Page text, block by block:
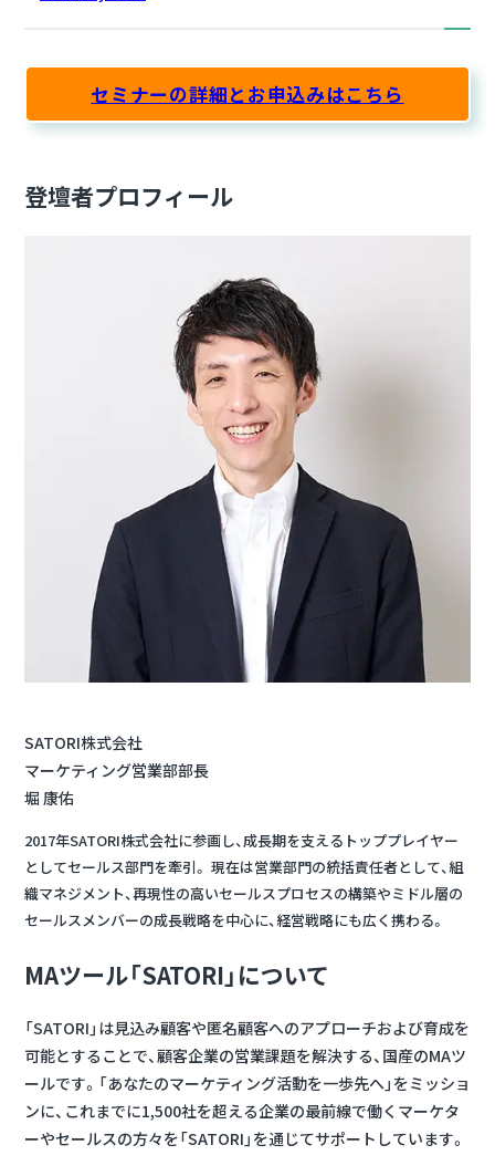
セミナーの詳細とお申込みはこちら
登壇者プロフィール
SATORI株式会社
マーケティング営業部部長
堀 康佑
2017年SATORI株式会社に参画し、成長期を支えるトッププレイヤー
としてセールス部門を牽引。 現在は営業部門の統括責任者として、組
織マネジメント、再現性の高いセールスプロセスの構築やミドル層の
セールスメンバーの成長戦略を中心に、経営戦略にも広く携わる。
MAツール「SATORI」について
「SATORI」は見込み顧客や匿名顧客へのアプローチおよび育成を
可能とすることで、顧客企業の営業課題を解決する、国産のMAツ
ールです。「あなたのマーケティング活動を一歩先へ」をミッショ
ンに、これまでに1,500社を超える企業の最前線で働くマーケタ
ーやセールスの方々を「SATORI」を通じてサポートしています。